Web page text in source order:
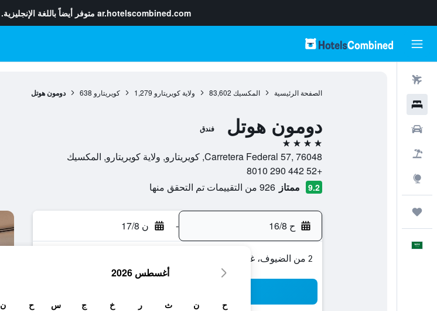
ar.hotelscombined.com متوفر أيضاً باللغة الإنجليزية.
الصفحة الرئيسية المكسيك 83,602 ولاية كويريتارو 1,279 كويريتارو 638 دومون هوتل
دومون هوتل فندق
4 نجوم
Carretera Federal 57, 76048, كويريتارو, ولاية كويريتارو, المكسيك
+52 442 290 8010
9.2 ممتاز 926 من التقييمات تم التحقق منها
ح 16/8 - ن 17/8
2 من الضيوف، غرفة واحدة
أغسطس 2026
ح ن ث ر خ ج س ح ن